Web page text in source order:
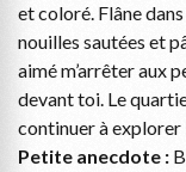
et coloré. Flâne
nouilles sautées et
aimé m’arrêter aux
devant toi. Le
continuer à
Petite anecdote :